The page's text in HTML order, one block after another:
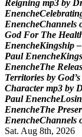
Reigning mp3 by D
EnencheCelebratin
EnencheChannels
God For The Healt
EnencheKingship –
Paul EnencheKings
EnencheThe Releas
Territories by God’s
Character mp3 by
Paul EnencheLosin
EnencheThe Preser
EnencheChannels
Sat. Aug 8th, 2026